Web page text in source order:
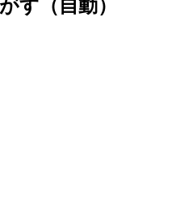
す（自動）